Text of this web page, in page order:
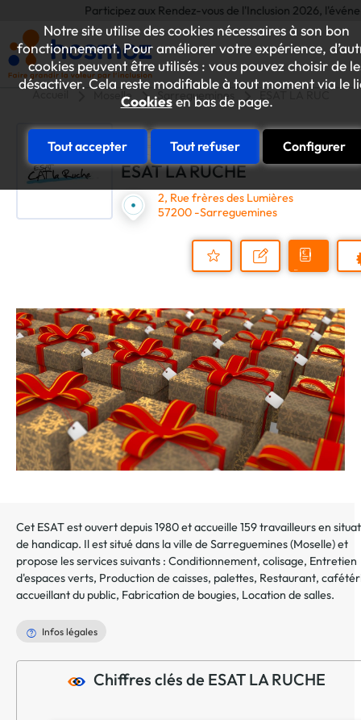
Notre site utilise des cookies nécessaires à son bon
fonctionnement. Pour améliorer votre expérience,
cookies peuvent être utilisés : vous pouvez choisir de
désactiver. Cela reste modifiable à tout moment via le
Cookiesen bas de page.
Tout accepter Tout refuser Configurer
Participez aux Rendez-vous de l'Inclusion 2026,
Accueil Moselle Sarreguemines
ESAT LA RUCHE
2, Rue frères des Lumières
57200 -Sarreguemines
au
dossier
Nous
Demander
Cet ESAT est ouvert depuis 1980 et accueille 159 travailleurs en
de handicap. Il est situé dans la ville deSarreguemines(Moselle) et
propose les services suivants : Conditionnement, colisage, Entretien
d'espaces verts, Production de caisses, palettes, Restaurant,
accueillant du public, Fabrication de bougies, Location de salles.
Infos légales
Chiffres clés de ESAT LA RUCHE